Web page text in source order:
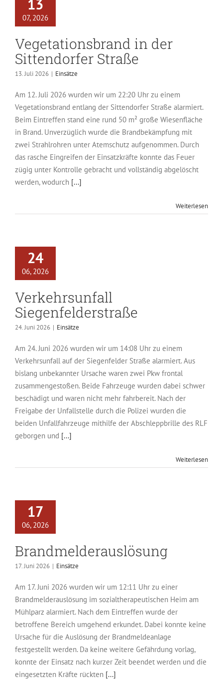
13
07, 2026
Vegetationsbrand in der
Sittendorfer Straße
13. Juli 2026 | Einsätze
Am 12. Juli 2026 wurden wir um 22:20 Uhr zu einem
Vegetationsbrand entlang der Sittendorfer Straße alarmiert.
Beim Eintreffen stand eine rund 50 m² große Wiesenfläche
in Brand. Unverzüglich wurde die Brandbekämpfung mit
zwei Strahlrohren unter Atemschutz aufgenommen. Durch
das rasche Eingreifen der Einsatzkräfte konnte das Feuer
zügig unter Kontrolle gebracht und vollständig abgelöscht
werden, wodurch [...]
Weiterlesen
24
06, 2026
Verkehrsunfall
Siegenfelderstraße
24. Juni 2026 | Einsätze
Am 24. Juni 2026 wurden wir um 14:08 Uhr zu einem
Verkehrsunfall auf der Siegenfelder Straße alarmiert. Aus
bislang unbekannter Ursache waren zwei Pkw frontal
zusammengestoßen. Beide Fahrzeuge wurden dabei schwer
beschädigt und waren nicht mehr fahrbereit. Nach der
Freigabe der Unfallstelle durch die Polizei wurden die
beiden Unfallfahrzeuge mithilfe der Abschleppbrille des RLF
geborgen und [...]
Weiterlesen
17
06, 2026
Brandmelderauslösung
17. Juni 2026 | Einsätze
Am 17. Juni 2026 wurden wir um 12:11 Uhr zu einer
Brandmelderauslösung im sozialtherapeutischen Heim am
Mühlparz alarmiert. Nach dem Eintreffen wurde der
betroffene Bereich umgehend erkundet. Dabei konnte keine
Ursache für die Auslösung der Brandmeldeanlage
festgestellt werden. Da keine weitere Gefährdung vorlag,
konnte der Einsatz nach kurzer Zeit beendet werden und die
eingesetzten Kräfte rückten [...]